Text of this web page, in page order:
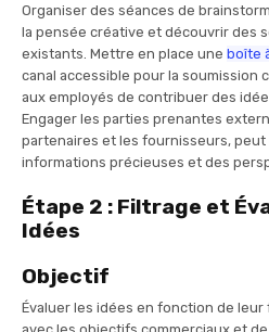
Organiser des séances de
la pensée créative et découvrir des
existants. Mettre en place une boîte
canal accessible pour la
aux employés de contribuer des
Engager les parties prenantes
partenaires et les fournisseurs,
informations précieuses et des
Étape 2 : Filtrage et
Idées
Objectif
Évaluer les idées en fonction de